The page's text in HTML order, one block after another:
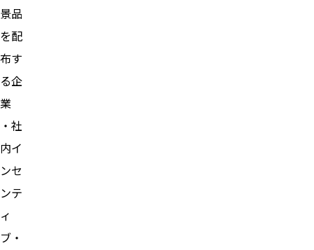
景品
を配
布す
る企
業
・社
内イ
ンセ
ンテ
ィ
ブ・